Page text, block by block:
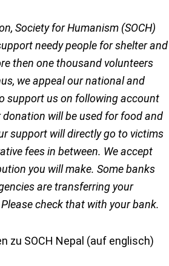
Society for Humanism (SOCH)
needy people for shelter and
then one thousand volunteers
we appeal our national and
support us on following account
will be used for food and
support will directly go to victims
fees in between. We accept
you will make. Some banks
are transferring your
check that with your bank.
zu SOCH Nepal (auf englisch)